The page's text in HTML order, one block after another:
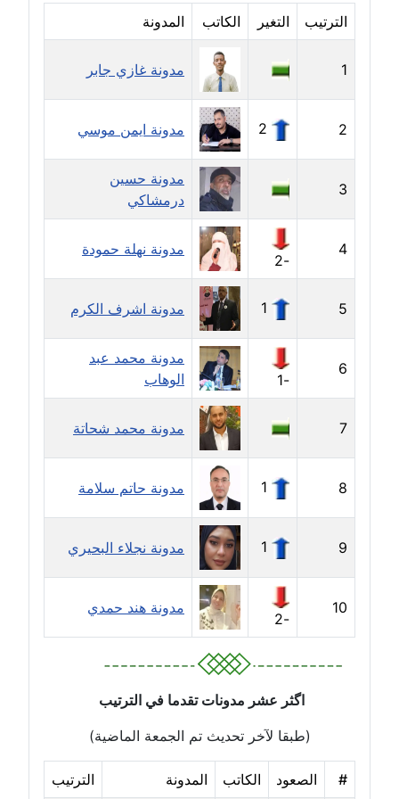
مدونة أمل منشاوي
موقوف
مدونة أميرة اسماعيل
مدونة أميرة رفعت
مدونة أميرة محمود
عاملة
عاملة
مدونة آيات القاضي
عاملة
مدونة ايمان الدواخلي
مدونة ايمان النادي
مدونة ايمان صلاح
مدونة ايمان عبد الحليم
عاملة
مدونة ايمان قادري
عاملة
الترتيب التغير الكاتب المدونة
1 مدونة غازي جابر
2
2 مدونة ايمن موسي
3
مدونة حسين
درمشاكي
4
-2
مدونة نهلة حمودة
5
1 مدونة اشرف الكرم
6
-1
مدونة محمد عبد
الوهاب
7 مدونة محمد شحاتة
8
1 مدونة حاتم سلامة
9
1 مدونة نجلاء البحيري
10
-2
مدونة هند حمدي
اگثر عشر مدونات تقدما في الترتيب
(طبقا لآخر تحديث تم الجمعة الماضية)
# الصعود الكاتب المدونة الترتيب